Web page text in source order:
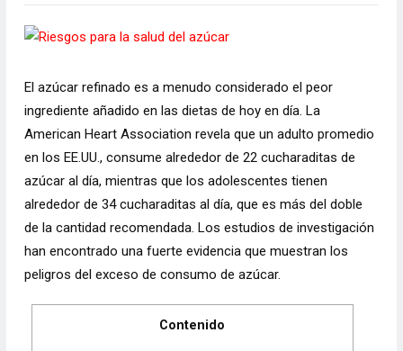
El azúcar refinado es a menudo considerado el peor
ingrediente añadido en las dietas de hoy en día. La
American Heart Association revela que un adulto promedio
en los EE.UU., consume alrededor de 22 cucharaditas de
azúcar al día, mientras que los adolescentes tienen
alrededor de 34 cucharaditas al día, que es más del doble
de la cantidad recomendada. Los estudios de investigación
han encontrado una fuerte evidencia que muestran los
peligros del exceso de consumo de azúcar.
Contenido